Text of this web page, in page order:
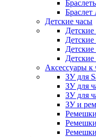
Браслет
Детские часы
Аксессуары к
ЗУ для
ЗУ для
ЗУ для
ЗУ и